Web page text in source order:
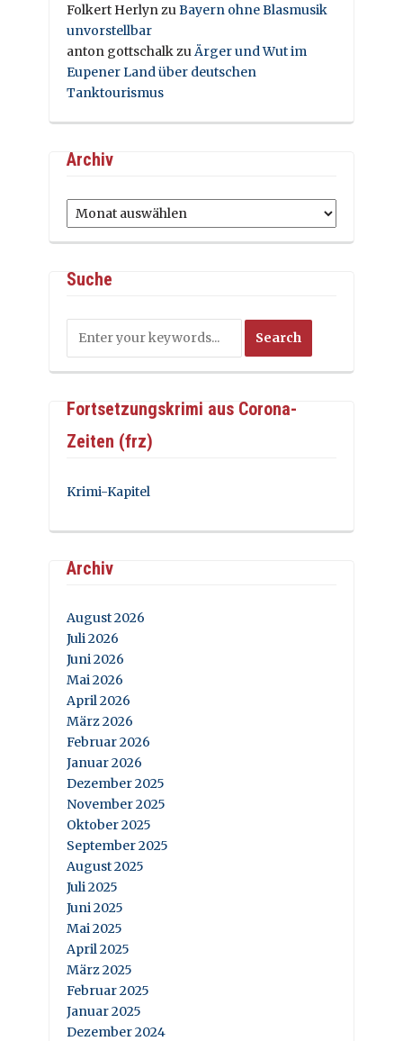
Folkert HerlynzuBayern ohne Blasmusik
unvorstellbar
anton gottschalkzuÄrger und Wut im
Eupener Land über deutschen
Tanktourismus
Archiv
Archiv
Suche
Fortsetzungskrimi aus Corona-
Zeiten (frz)
Krimi-Kapitel
Archiv
August 2026
Juli 2026
Juni 2026
Mai 2026
April 2026
März 2026
Februar 2026
Januar 2026
Dezember 2025
November 2025
Oktober 2025
September 2025
August 2025
Juli 2025
Juni 2025
Mai 2025
April 2025
März 2025
Februar 2025
Januar 2025
Dezember 2024